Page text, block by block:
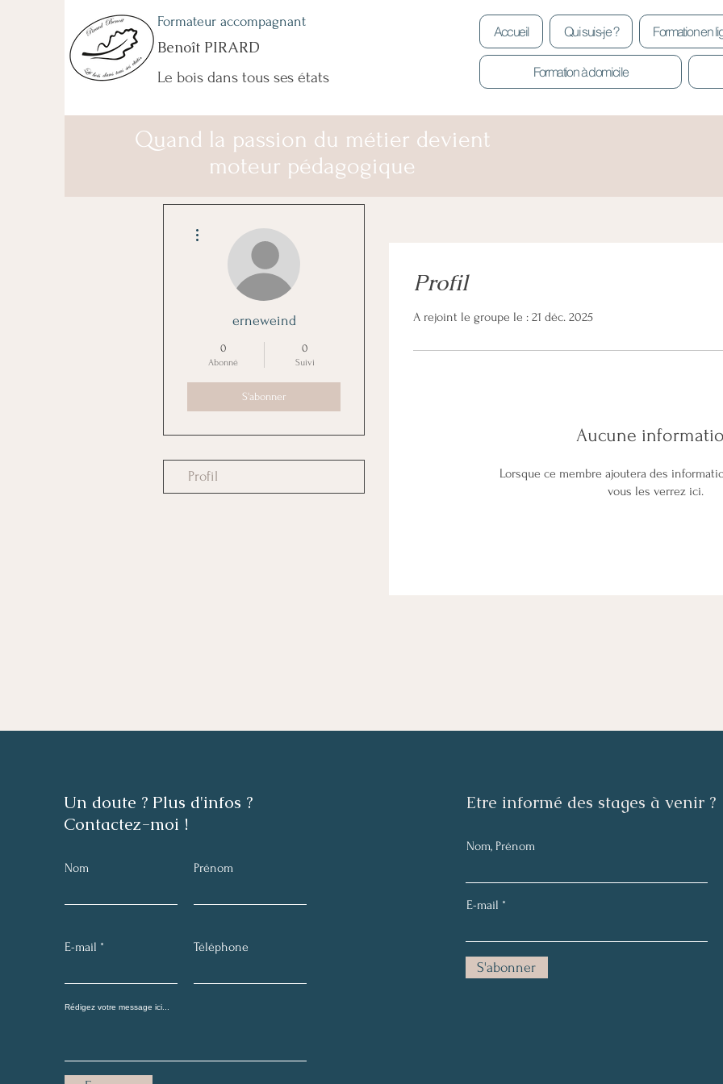
Formateur accompagnant
Benoît PIRARD
Le bois dans tous ses états
Accueil Qui suis-je ? Formation en
Formation à domicile
Quand la passion du métier devient
moteur pédagogique
Profil
A rejoint le groupe le : 21 déc. 2025
Aucune
Lorsque ce membre ajoutera des
vous les verrez ici.
erneweind
0
Abonné
0
Suivi
S'abonner
Profil
Un doute ? Plus d'infos ?
Contactez-moi !
Nom Prénom
E-mail Téléphone
​Etre informé des stages à venir ?
Nom, Prénom
E-mail
S'abonner